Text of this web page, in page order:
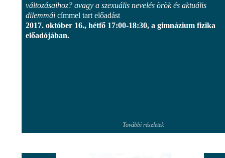
változásaihoz? avagy a szexuális nevelés örök és aktuális
dilemmái címmel tart előadást
2017. október 16., hétfő 17:00-18:30, a gimnázium fizika
előadójában.
További részletek